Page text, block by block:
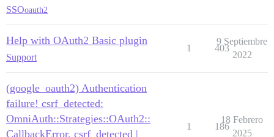
SSOoauth2
Help with OAuth2 Basic plugin
Support
1 403
9 Septiembre
2022
(google_oauth2) Authentication
failure! csrf_detected:
OmniAuth::Strategies::OAuth2::
CallbackError, csrf_detected |
1 186
18 Febrero
2025